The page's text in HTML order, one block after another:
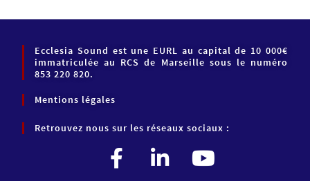
Ecclesia Sound est une EURL au capital de 10 000€
immatriculée au RCS de Marseille sous le numéro
853 220 820.
Mentions légales
Retrouvez nous sur les réseaux sociaux :